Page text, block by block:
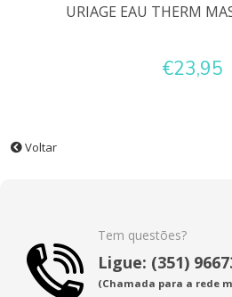
URIAGE EAU THERM
€23,95
Voltar
Tem questões?
Ligue: (351)
(Chamada para a rede